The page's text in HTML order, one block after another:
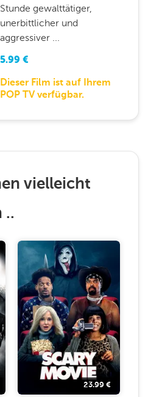
Stunde gewalttätiger,
unerbittlicher und
aggressiver ...
5.99 €
Dieser Film ist auf Ihrem
POP TV verfügbar.
vielleicht
..
23.99 €